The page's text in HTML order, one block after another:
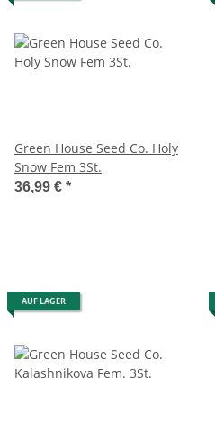
Green House Seed Co. Holy
Snow Fem 3St.
36,99 € *
AUF LAGER